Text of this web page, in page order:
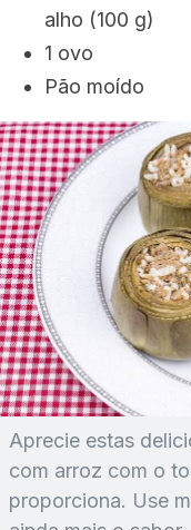
alho (100 g)
1 ovo
Pão moído
Aprecie estas
com arroz com o
proporciona. Use